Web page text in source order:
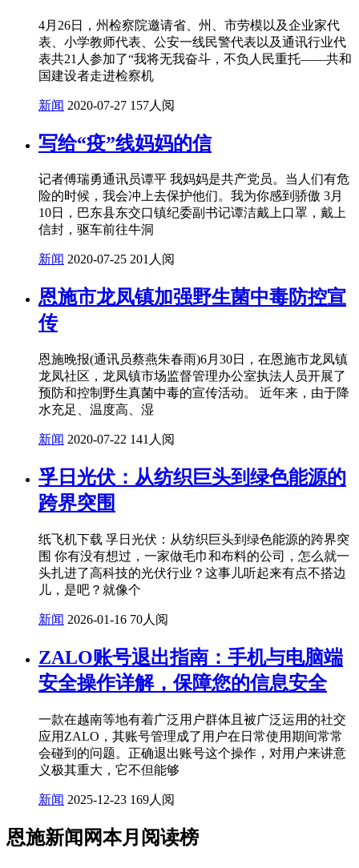
4月26日，州检察院邀请省、州、市劳模以及企业家代
表、小学教师代表、公安一线民警代表以及通讯行业代
表共21人参加了“我将无我奋斗，不负人民重托——共和
国建设者走进检察机
新闻 2020-07-27 157人阅
写给“疫”线妈妈的信
记者傅瑞勇通讯员谭平 我妈妈是共产党员。当人们有危
险的时候，我会冲上去保护他们。我为你感到骄傲 3月
10日，巴东县东交口镇纪委副书记谭洁戴上口罩，戴上
信封，驱车前往牛洞
新闻 2020-07-25 201人阅
恩施市龙凤镇加强野生菌中毒防控宣
传
恩施晚报(通讯员蔡燕朱春雨)6月30日，在恩施市龙凤镇
龙凤社区，龙凤镇市场监督管理办公室执法人员开展了
预防和控制野生真菌中毒的宣传活动。 近年来，由于降
水充足、温度高、湿
新闻 2020-07-22 141人阅
孚日光伏：从纺织巨头到绿色能源的
跨界突围
纸飞机下载 孚日光伏：从纺织巨头到绿色能源的跨界突
围 你有没有想过，一家做毛巾和布料的公司，怎么就一
头扎进了高科技的光伏行业？这事儿听起来有点不搭边
儿，是吧？就像个
新闻 2026-01-16 70人阅
ZALO账号退出指南：手机与电脑端
安全操作详解，保障您的信息安全
一款在越南等地有着广泛用户群体且被广泛运用的社交
应用ZALO，其账号管理成了用户在日常使用期间常常
会碰到的问题。正确退出账号这个操作，对用户来讲意
义极其重大，它不但能够
新闻 2025-12-23 169人阅
恩施新闻网本月阅读榜